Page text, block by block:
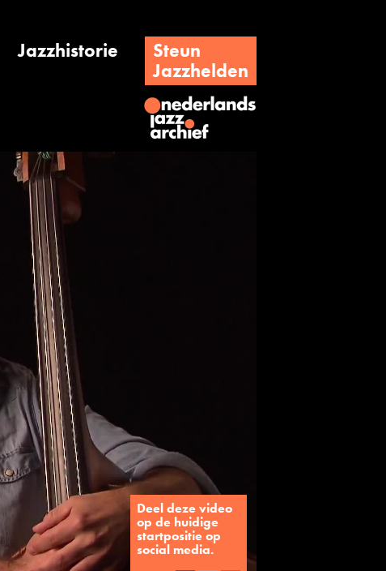
Jazzhistorie
Steun
Jazzhelden
Deel deze video
op de huidige
startpositie op
social media.